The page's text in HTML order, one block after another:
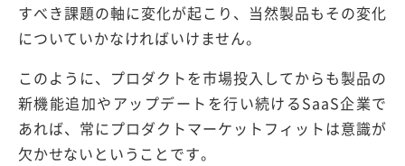
すべき課題の軸に変化が起こり、当然製品もその変化
についていかなければいけません。
このように、プロダクトを市場投入してからも製品の
新機能追加やアップデートを行い続けるSaaS企業で
あれば、常にプロダクトマーケットフィットは意識が
欠かせないということです。